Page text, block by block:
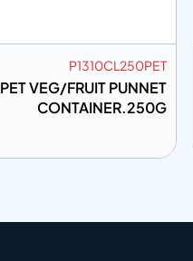
P1310CL250PET
PET VEG/FRUIT PUNNET
CONTAINER.250G